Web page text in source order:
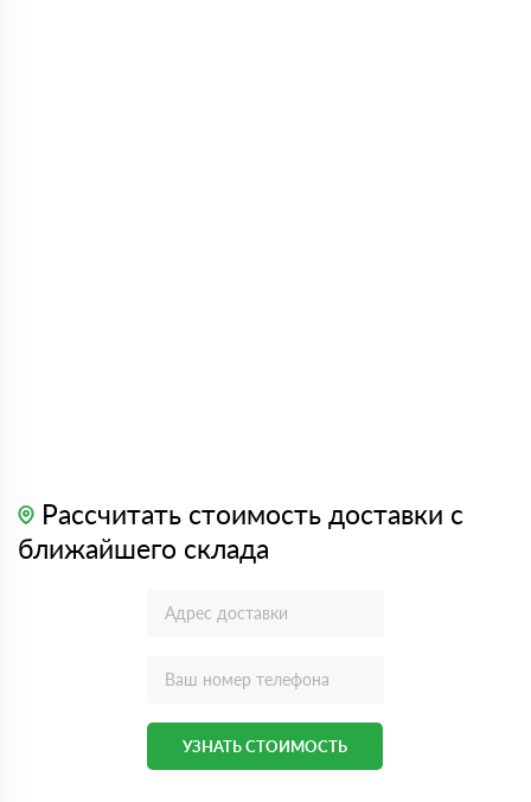
Рассчитать стоимость доставки с
ближайшего склада
УЗНАТЬ СТОИМОСТЬ